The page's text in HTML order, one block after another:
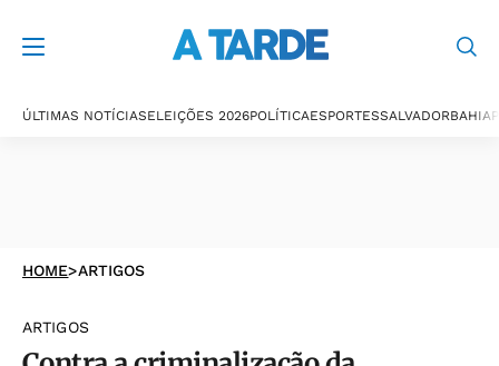
ÚLTIMAS NOTÍCIASELEIÇÕES 2026POLÍTICAESPORTESSALVADORBAHIA
HOME>ARTIGOS
ARTIGOS